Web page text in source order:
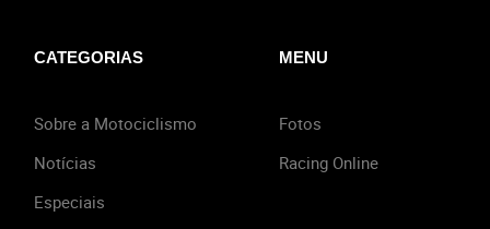
CATEGORIAS
Sobre a Motociclismo
Notícias
Especiais
MENU
Fotos
Racing Online